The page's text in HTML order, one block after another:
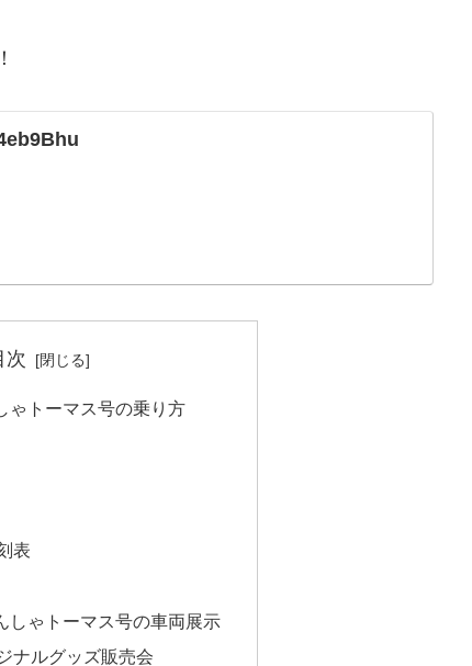
次
ゃトーマス号の乗り方
表
しゃトーマス号の車両展示
ナルグッズ販売会